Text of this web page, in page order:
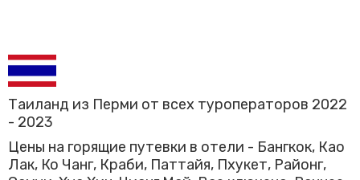
89292347924
8 922 354-
Таиланд из Перми от всех туроператоров 2022
- 2023
Цены на горящие путевки в отели - Бангкок, Као
Лак, Ко Чанг, Краби, Паттайя, Пхукет, Районг,